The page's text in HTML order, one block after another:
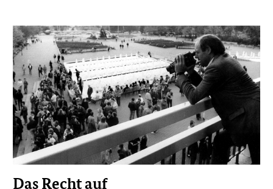
Das Recht auf